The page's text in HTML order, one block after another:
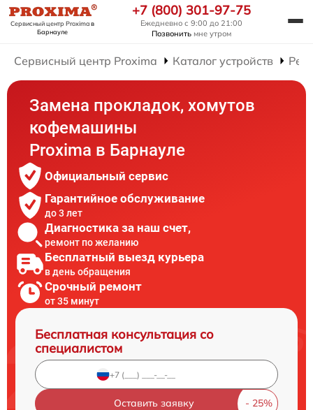
Сервисный центр Proximaв
Барнауле
+7 (800) 301-97-75
Ежедневно с 9:00 до 21:00
Позвонить мне утром
Сервисный центр Proxima Каталог устройств
Замена прокладок, хомутов
кофемашины
Proxima в Барнауле
Официальный сервис
Гарантийное обслуживание
до 3 лет
Диагностика за наш счет,
ремонт по желанию
Бесплатный выезд курьера
в день обращения
Срочный ремонт
от 35 минут
Бесплатная консультация со
специалистом
Оставить заявку